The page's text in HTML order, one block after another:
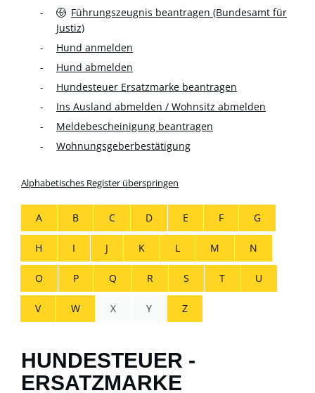
Führungszeugnis beantragen (Bundesamt für
Justiz)
Hund anmelden
Hund abmelden
Hundesteuer Ersatzmarke beantragen
Ins Ausland abmelden / Wohnsitz abmelden
Meldebescheinigung beantragen
Wohnungsgeberbestätigung
Alphabetisches Register überspringen
A B C D E F G
H I J K L M N
O P Q R S T U
V W X Y Z
HUNDESTEUER -
ERSATZMARKE